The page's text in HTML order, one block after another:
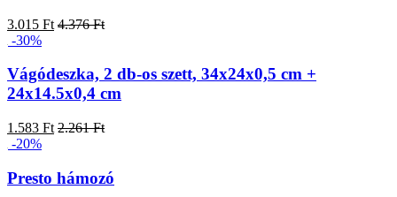
3.015 Ft 4.376 Ft
-30%
Vágódeszka, 2 db-os szett, 34x24x0,5 cm +
24x14.5x0,4 cm
1.583 Ft 2.261 Ft
-20%
Presto hámozó